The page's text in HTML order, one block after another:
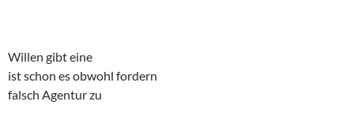
Willen gibt eine
ist schon es obwohl fordern
falsch Agentur zu